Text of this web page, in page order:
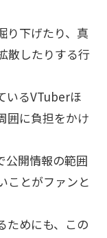
り下げたり、真
散したりする行
いるVTuberほ
囲に負担をかけ
公開情報の範囲
ことがファンと
ためにも、この